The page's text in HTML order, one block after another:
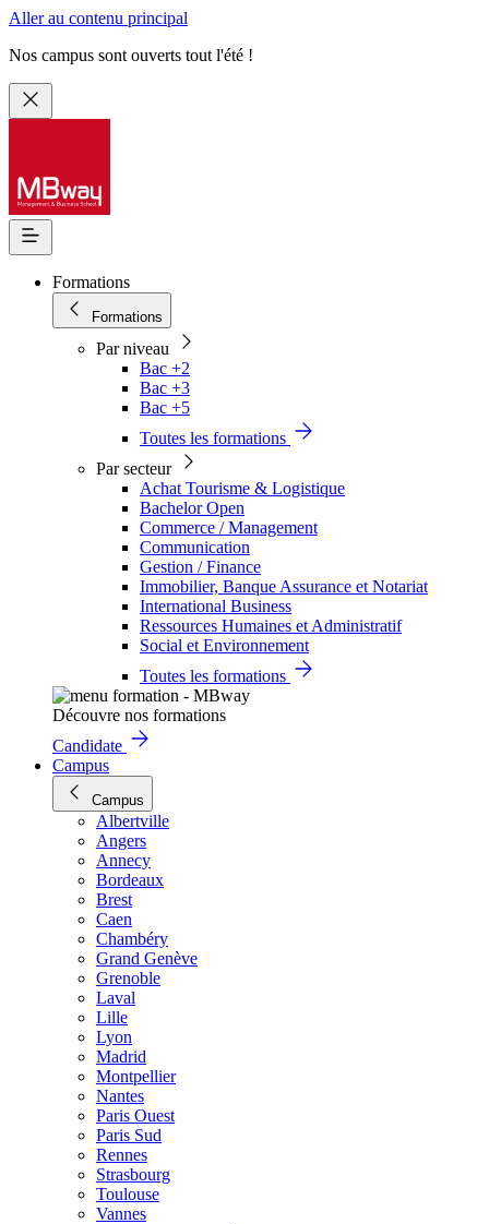
Aller au contenu principal
Nos campus sont ouverts tout l'été !
Formations
Formations
Par niveau
Bac +2
Bac +3
Bac +5
Toutes les formations
Par secteur
Achat Tourisme & Logistique
Bachelor Open
Commerce / Management
Communication
Gestion / Finance
Immobilier, Banque Assurance et Notariat
International Business
Ressources Humaines et Administratif
Social et Environnement
Toutes les formations
Découvre nos formations
Candidate
Campus
Campus
Albertville
Angers
Annecy
Bordeaux
Brest
Caen
Chambéry
Grand Genève
Grenoble
Laval
Lille
Lyon
Madrid
Montpellier
Nantes
Paris Ouest
Paris Sud
Rennes
Strasbourg
Toulouse
Vannes